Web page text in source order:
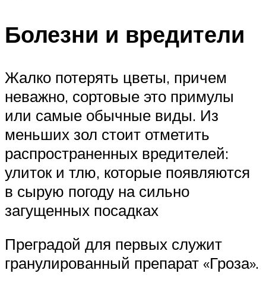
Болезни и вредители
Жалко потерять цветы, причем
неважно, сортовые это примулы
или самые обычные виды. Из
меньших зол стоит отметить
распространенных вредителей:
улиток и тлю, которые появляются
в сырую погоду на сильно
загущенных посадках
Преградой для первых служит
гранулированный препарат «Гроза».